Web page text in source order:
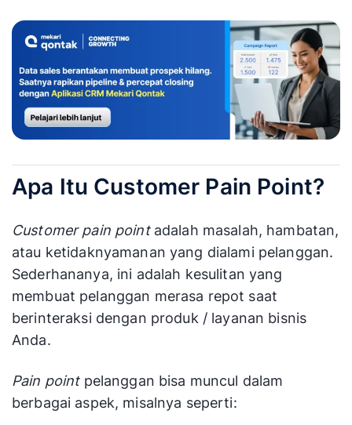
Apa Itu Customer Pain Point?
Customer pain pointadalah masalah, hambatan,
atau ketidaknyamanan yang dialami pelanggan.
Sederhananya, ini adalah kesulitan yang
membuat pelanggan merasa repot saat
berinteraksi dengan produk / layanan bisnis
Anda.
Pain point pelanggan bisa muncul dalam
berbagai aspek, misalnya seperti: